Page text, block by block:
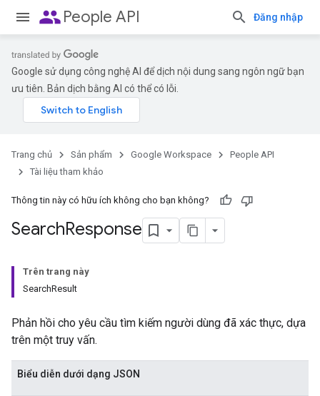
peoplePeople API Đăng nhập
Google sử dụng công nghệ AI để dịch nội dung sang ngôn ngữ bạn
ưu tiên. Bản dịch bằng AI có thể có lỗi.
Trang chủ Sản phẩm Google Workspace
People API
Tài liệu tham khảo
Thông tin này có hữu ích không cho bạn không?
SearchResponse
Trên trang này
SearchResult
Phản hồi cho yêu cầu tìm kiếm người dùng đã xác thực, dựa
trên một truy vấn.
Biểu diễn dưới dạng JSON